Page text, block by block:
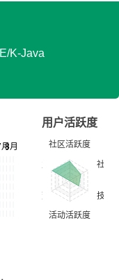
K-Java
用户活跃度